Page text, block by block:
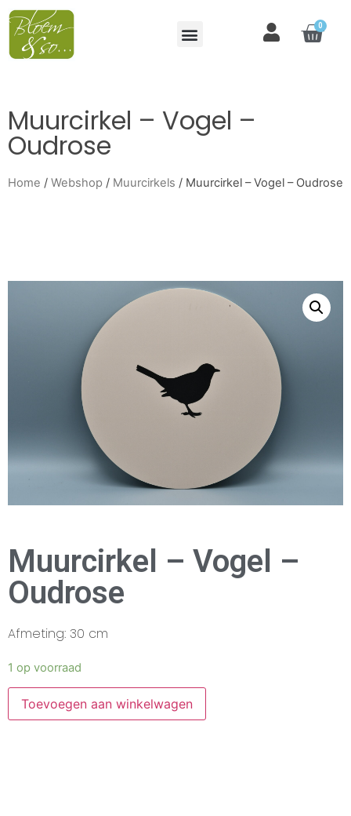
0
Muurcirkel – Vogel –
Oudrose
Home / Webshop / Muurcirkels / Muurcirkel – Vogel – Oudrose
Muurcirkel – Vogel –
Oudrose
Afmeting: 30 cm
1 op voorraad
Toevoegen aan winkelwagen